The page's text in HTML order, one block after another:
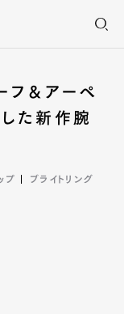
フ＆アーペ
た新作腕
プ
ブライトリング